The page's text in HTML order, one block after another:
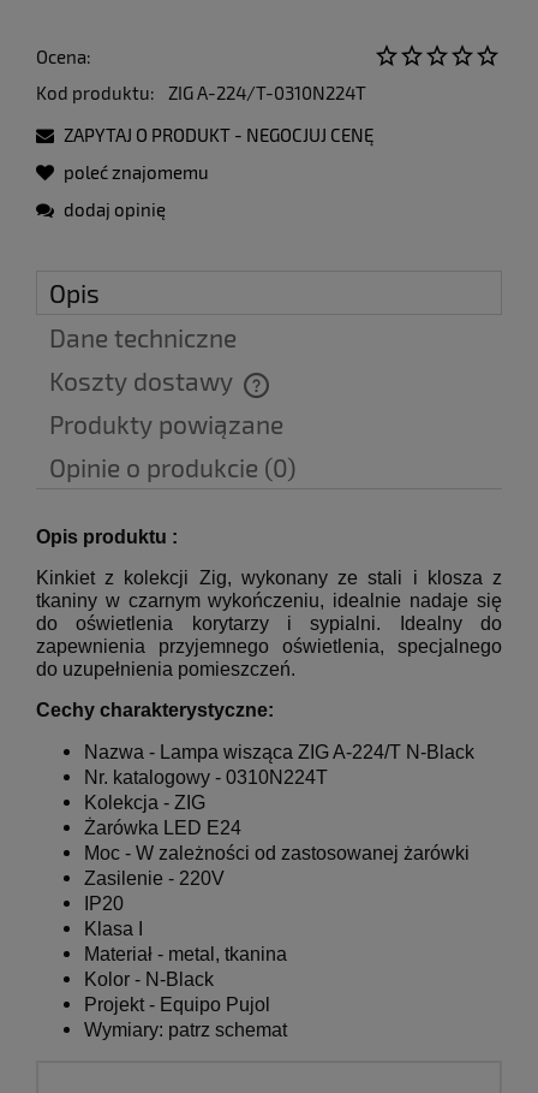
Ocena:
Kod produktu:
ZIG A-224/T-0310N224T
ZAPYTAJ O PRODUKT - NEGOCJUJ CENĘ
poleć znajomemu
dodaj opinię
Opis
Dane techniczne
Koszty dostawy
Cena nie zawiera ewentualnych kosztów płatności
Produkty powiązane
Opinie o produkcie (0)
Opis produktu :
Kinkiet z kolekcji Zig, wykonany ze stali i klosza z
tkaniny w czarnym wykończeniu, idealnie nadaje się
do oświetlenia korytarzy i sypialni.
Idealny do
zapewnienia przyjemnego oświetlenia, specjalnego
do uzupełnienia pomieszczeń.
Cechy charakterystyczne:
Nazwa - Lampa wisząca ZIG A-224/T N-Black
Nr. katalogowy - 0310N224T
Kolekcja - ZIG
Żarówka LED E24
Moc - W zależności od zastosowanej żarówki
Zasilenie - 220V
IP20
Klasa I
Materiał - metal, tkanina
Kolor - N-Black
Projekt - Equipo Pujol
Wymiary: patrz schemat